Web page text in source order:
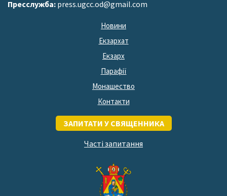
Пресслужба: press.ugcc.od@gmail.com
Новини
Екзархат
Екзарх
Парафії
Монашество
Контакти
ЗАПИТАТИ У СВЯЩЕННИКА
Часті запитання